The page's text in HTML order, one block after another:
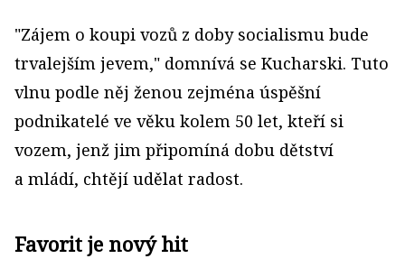
"Zájem o koupi vozů z doby socialismu bude
trvalejším jevem," domnívá se Kucharski. Tuto
vlnu podle něj ženou zejména úspěšní
podnikatelé ve věku kolem 50 let, kteří si
vozem, jenž jim připomíná dobu dětství
a mládí, chtějí udělat radost.
Favorit je nový hit